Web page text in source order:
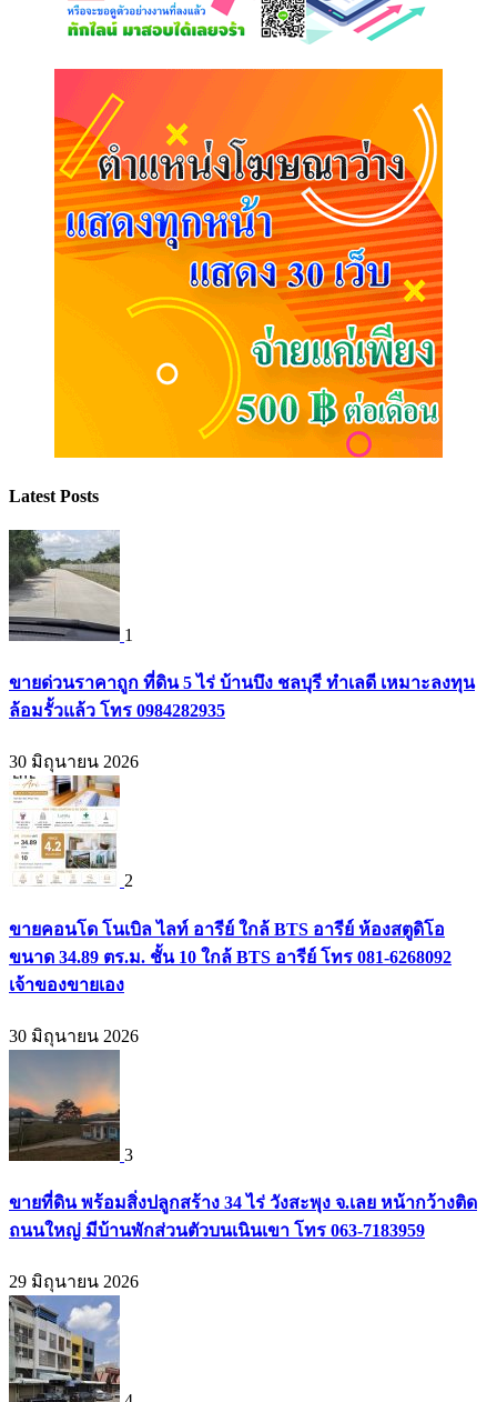
Latest Posts
1
ขายด่วนราคาถูก ที่ดิน 5 ไร่ บ้านบึง ชลบุรี ทำเลดี เหมาะลงทุน
ล้อมรั้วแล้ว โทร 0984282935
30 มิถุนายน 2026
2
ขายคอนโด โนเบิล ไลท์ อารีย์ ใกล้ BTS อารีย์ ห้องสตูดิโอ
ขนาด 34.89 ตร.ม. ชั้น 10 ใกล้ BTS อารีย์ โทร 081-6268092
เจ้าของขายเอง
30 มิถุนายน 2026
3
ขายที่ดิน พร้อมสิ่งปลูกสร้าง 34 ไร่ วังสะพุง จ.เลย หน้ากว้างติด
ถนนใหญ่ มีบ้านพักส่วนตัวบนเนินเขา โทร 063-7183959
29 มิถุนายน 2026